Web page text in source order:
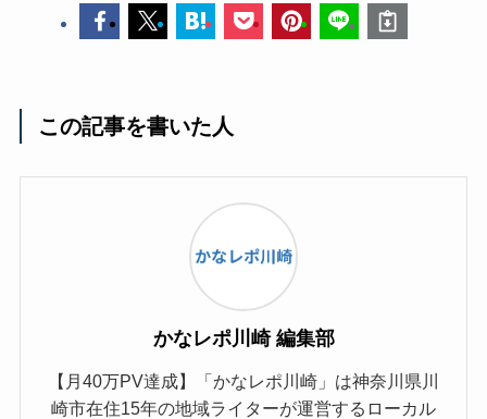
この記事を書いた人
かなレポ川崎 編集部
【月40万PV達成】「かなレポ川崎」は神奈川県川
崎市在住15年の地域ライターが運営するローカル